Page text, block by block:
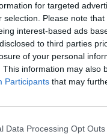
for targeted
selection. Please note
interest-based ads
to third parties
of your personal
This information may also
Participants that may
Data Processing Opt Outs
drömmer om. Men
plattar håret med
och nu
resultat och ett
mandelolja som
Dessutom har den